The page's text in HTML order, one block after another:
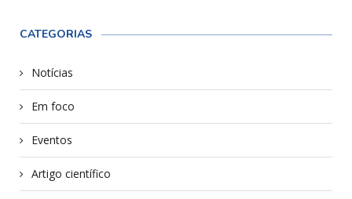
CATEGORIAS
Notícias
Em foco
Eventos
Artigo científico